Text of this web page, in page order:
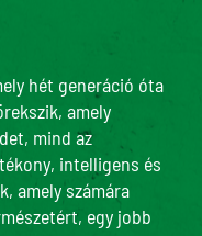
hét generáció óta
amely
mind az
intelligens és
amely számára
egy jobb